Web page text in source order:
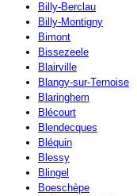
Billy-Berclau
Billy-Montigny
Bimont
Bissezeele
Blairville
Blangy-sur-Ternoise
Blaringhem
Blécourt
Blendecques
Bléquin
Blessy
Blingel
Boeschèpe